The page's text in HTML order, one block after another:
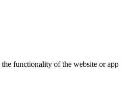
the functionality of the website or app